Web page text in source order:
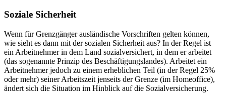
Soziale Sicherheit
Wenn für Grenzgänger ausländische Vorschriften gelten können,
wie sieht es dann mit der sozialen Sicherheit aus? In der Regel ist
ein Arbeitnehmer in dem Land sozialversichert, in dem er arbeitet
(das sogenannte Prinzip des Beschäftigungslandes). Arbeitet ein
Arbeitnehmer jedoch zu einem erheblichen Teil (in der Regel 25%
oder mehr) seiner Arbeitszeit jenseits der Grenze (im Homeoffice),
ändert sich die Situation im Hinblick auf die Sozialversicherung.